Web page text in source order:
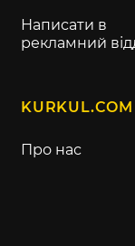
Написати в
рекламний
KURKUL.COM
Про нас